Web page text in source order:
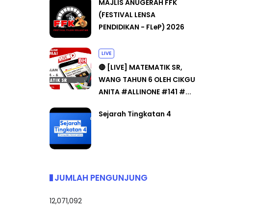
MAJLIS ANUGERAH FFK
(FESTIVAL LENSA
PENDIDIKAN - FLeP) 2026
LIVE
🔴 [LIVE] MATEMATIK SR,
WANG TAHUN 6 OLEH CIKGU
ANITA #ALLINONE #141 #...
Sejarah Tingkatan 4
JUMLAH PENGUNJUNG
12,071,092